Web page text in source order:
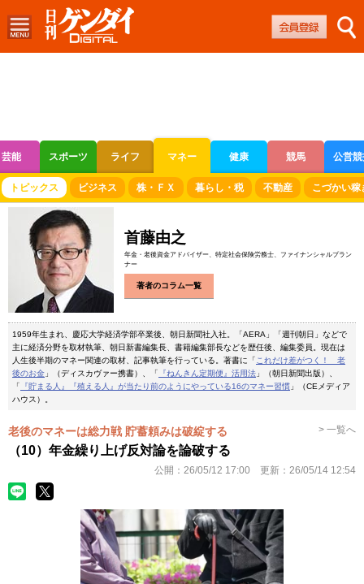
芸能 スポーツ ライフ マネー 健康 競馬 公営
ボートレース 競輪 オートレース
トピックス ビジネス 株・ＦＸ 暮らし・税 不動産 こづかい稼
首藤由之
年金・老後資金アドバイザー、特定社会保険労務士、ファイナンシャルプラン
ナー
著者のコラム一覧
1959年生まれ、慶応大学経済学部卒業後、朝日新聞社入社。「AERA」「週刊朝日」などで
主に経済分野を取材執筆、朝日新書編集長、書籍編集部長などを歴任後、編集委員。現在は
人生後半期のマネー関連の取材、記事執筆を行っている。著書に「 これだけ差がつく！ 老
後のお金 」（ディスカヴァー携書）、「 『ねんきん定期便』活用法 」（朝日新聞出版）、
「 『貯まる人』『殖える人』が当たり前のようにやっている16のマネー習慣 」（CEメディア
ハウス）。
老後のマネーは総力戦 貯蓄頼みは破綻する > 一覧へ
（10）年金繰り上げ反対論を論破する
公開： 26/05/12 17:00 更新： 26/05/14 12:54